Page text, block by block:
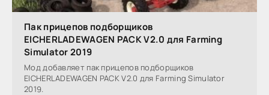
Пак прицепов подборщиков
EICHERLADEWAGEN PACK V2.0 для Farming
Simulator 2019
Мод добавляет пак прицепов подборщиков
EICHERLADEWAGEN PACK V2.0 для Farming Simulator
2019.